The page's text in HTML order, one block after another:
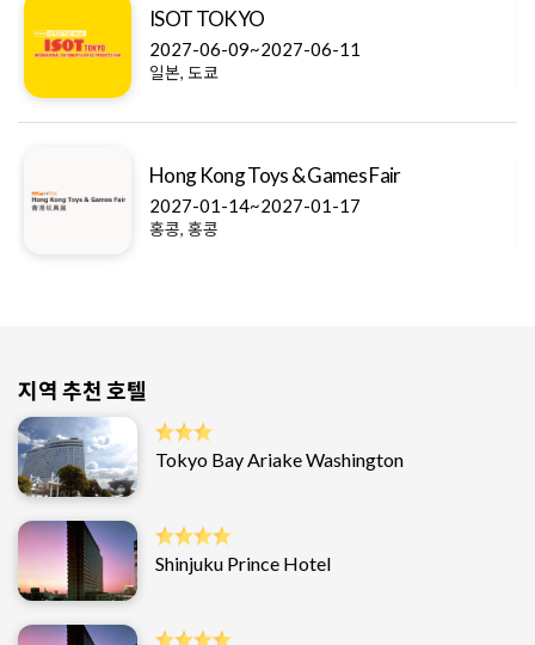
ISOT TOKYO
2027-06-09~2027-06-11
일본, 도쿄
Hong Kong Toys & Games Fair
2027-01-14~2027-01-17
홍콩, 홍콩
지역 추천 호텔
Tokyo Bay Ariake Washington
Shinjuku Prince Hotel